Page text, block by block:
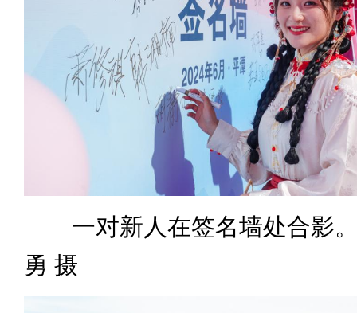
一对新人在签名墙处合影。
勇 摄